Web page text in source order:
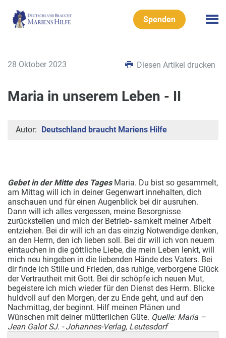
Spenden
28 Oktober 2023 Diesen Artikel drucken
Maria in unserem Leben - II
Autor: Deutschland braucht Mariens Hilfe
Gebet in der Mitte des TagesMaria. Du bist so gesammelt,
am Mittag will ich in deiner Gegenwart innehalten, dich
anschauen und für einen Augenblick bei dir ausruhen.
Dann will ich alles vergessen, meine Besorgnisse
zurückstellen und mich der Betrieb- samkeit meiner Arbeit
entziehen. Bei dir will ich an das einzig Notwendige denken,
an den Herrn, den ich lieben soll. Bei dir will ich von neuem
eintauchen in die göttliche Liebe, die mein Leben lenkt, will
mich neu hingeben in die liebenden Hände des Vaters. Bei
dir finde ich Stille und Frieden, das ruhige, verborgene Glück
der Vertrautheit mit Gott. Bei dir schöpfe ich neuen Mut,
begeistere ich mich wieder für den Dienst des Herrn. Blicke
huldvoll auf den Morgen, der zu Ende geht, und auf den
Nachmittag, der beginnt. Hilf meinen Plänen und
Wünschen mit deiner mütterlichen Güte. Quelle: Maria –
Jean Galot SJ. - Johannes-Verlag, Leutesdorf